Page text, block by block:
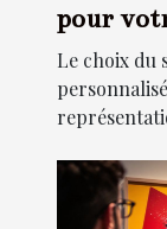
pour
Le choix